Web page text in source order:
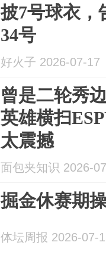
披7号球衣，
34号
好火子 2026-07-17
曾是二轮秀
英雄横扫
太震撼
面包夹知识 2026-
掘金休赛期
体坛周报 2026-07-